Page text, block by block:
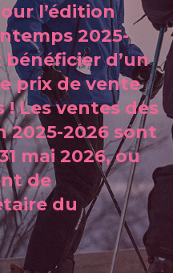
l’édition
2025-
bénéficier d’un
prix de vente
Les ventes des
2026 sont
mai 2026, ou
de
du